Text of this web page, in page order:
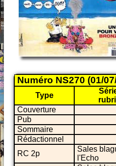
Numéro NS270 (01/
Type
Couverture
Pub
Sommaire
Rédactionnel
RC 2p
Sales
l'Echo